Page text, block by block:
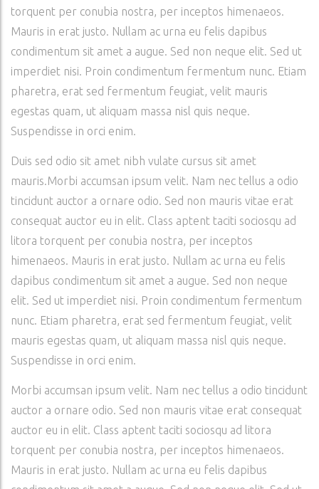
torquent per conubia nostra, per inceptos himenaeos.
Mauris in erat justo. Nullam ac urna eu felis dapibus
condimentum sit amet a augue. Sed non neque elit. Sed ut
imperdiet nisi. Proin condimentum fermentum nunc. Etiam
pharetra, erat sed fermentum feugiat, velit mauris
egestas quam, ut aliquam massa nisl quis neque.
Suspendisse in orci enim.
Duis sed odio sit amet nibh vulate cursus sit amet
mauris.Morbi accumsan ipsum velit. Nam nec tellus a odio
tincidunt auctor a ornare odio. Sed non mauris vitae erat
consequat auctor eu in elit. Class aptent taciti sociosqu ad
litora torquent per conubia nostra, per inceptos
himenaeos. Mauris in erat justo. Nullam ac urna eu felis
dapibus condimentum sit amet a augue. Sed non neque
elit. Sed ut imperdiet nisi. Proin condimentum fermentum
nunc. Etiam pharetra, erat sed fermentum feugiat, velit
mauris egestas quam, ut aliquam massa nisl quis neque.
Suspendisse in orci enim.
Morbi accumsan ipsum velit. Nam nec tellus a odio tincidunt
auctor a ornare odio. Sed non mauris vitae erat consequat
auctor eu in elit. Class aptent taciti sociosqu ad litora
torquent per conubia nostra, per inceptos himenaeos.
Mauris in erat justo. Nullam ac urna eu felis dapibus